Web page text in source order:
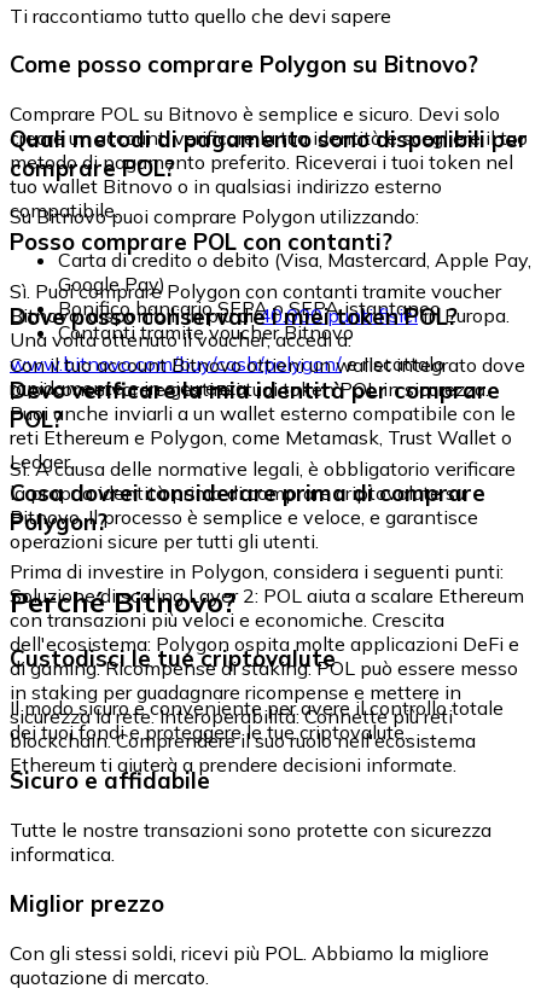
Ti raccontiamo tutto quello che devi sapere
Come posso comprare Polygon su Bitnovo?
Comprare POL su Bitnovo è semplice e sicuro. Devi solo
creare un account, verificare la tua identità e scegliere il tuo
metodo di pagamento preferito. Riceverai i tuoi token nel
tuo wallet Bitnovo o in qualsiasi indirizzo esterno
compatibile.
Quali metodi di pagamento sono disponibili per
comprare POL?
Su Bitnovo puoi comprare Polygon utilizzando:
Carta di credito o debito (Visa, Mastercard, Apple Pay,
Google Pay)
Bonifico bancario SEPA o SEPA istantaneo
Contanti tramite voucher Bitnovo
Posso comprare POL con contanti?
Sì. Puoi comprare Polygon con contanti tramite voucher
Bitnovo, disponibili in più di40.000 punti fisiciin Europa.
Una volta ottenuto il voucher, accedi a:
www.bitnovo.com/buy/cash/polygon/e riscattalo
rapidamente e in sicurezza.
Dove posso conservare i miei token POL?
Con il tuo account Bitnovo ottieni un wallet integrato dove
puoi conservare e gestire i tuoi token POL in sicurezza.
Puoi anche inviarli a un wallet esterno compatibile con le
reti Ethereum e Polygon, come Metamask, Trust Wallet o
Ledger.
Devo verificare la mia identità per comprare
POL?
Sì. A causa delle normative legali, è obbligatorio verificare
la propria identità prima di comprare criptovalute su
Bitnovo. Il processo è semplice e veloce, e garantisce
operazioni sicure per tutti gli utenti.
Cosa dovrei considerare prima di comprare
Polygon?
Prima di investire in Polygon, considera i seguenti punti:
Soluzione di scaling Layer 2: POL aiuta a scalare Ethereum
con transazioni più veloci e economiche. Crescita
dell'ecosistema: Polygon ospita molte applicazioni DeFi e
di gaming. Ricompense di staking: POL può essere messo
in staking per guadagnare ricompense e mettere in
sicurezza la rete. Interoperabilità: Connette più reti
blockchain. Comprendere il suo ruolo nell'ecosistema
Ethereum ti aiuterà a prendere decisioni informate.
Perché Bitnovo?
Custodisci le tue criptovalute
Il modo sicuro e conveniente per avere il controllo totale
dei tuoi fondi e proteggere le tue criptovalute.
Sicuro e affidabile
Tutte le nostre transazioni sono protette con sicurezza
informatica.
Miglior prezzo
Con gli stessi soldi, ricevi più POL. Abbiamo la migliore
quotazione di mercato.